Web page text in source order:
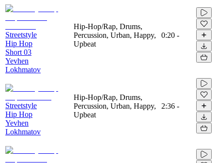
Streetstyle
Hip Hop
Short 03
Yevhen
Lokhmatov
Hip-Hop/Rap, Drums,
Percussion, Urban, Happy,
Upbeat
0:20 -
Streetstyle
Hip Hop
Yevhen
Lokhmatov
Hip-Hop/Rap, Drums,
Percussion, Urban, Happy,
Upbeat
2:36 -